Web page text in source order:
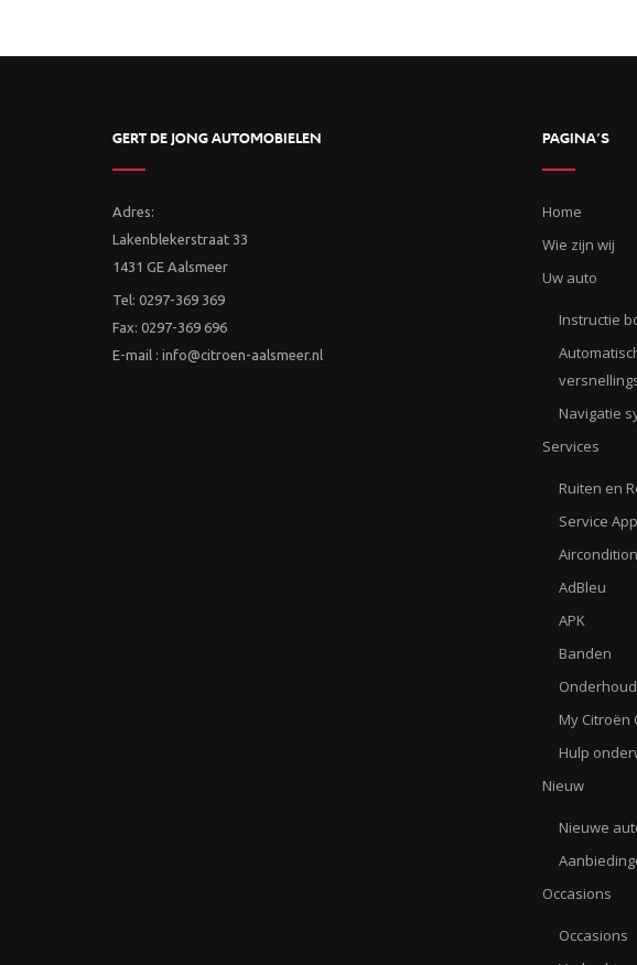
GERT DE JONG AUTOMOBIELEN
Adres:
Lakenblekerstraat 33
1431 GE Aalsmeer
Tel: 0297-369 369
Fax: 0297-369 696
E-mail : info@citroen-aalsmeer.nl
PAGINA’S
Home
Wie zijn wij
Uw auto
Instructie
Navigatie
Services
Ruiten en
Service App
AdBleu
APK
Banden
Onderhoud
My Citroën
Hulp
Nieuw
Nieuwe
Occasions
Occasions